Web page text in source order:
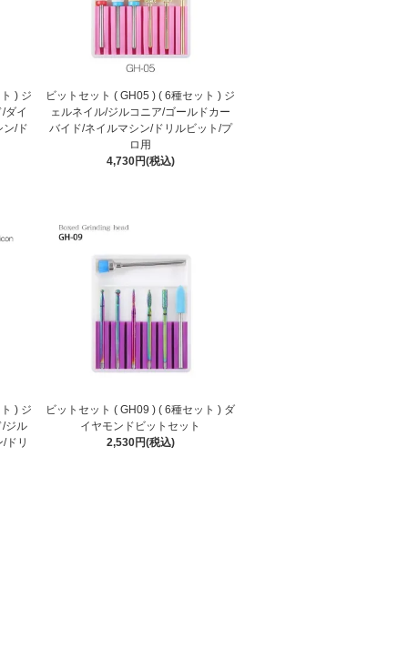
) ジ
ダイ
ン/ド
ビットセット ( GH05 ) ( 6種セット ) ジ
ェルネイル/ジルコニア/ゴールドカー
バイド/ネイルマシン/ドリルビット/プ
ロ用
4,730円(税込)
) ジ
/ジル
ドリ
ビットセット ( GH09 ) ( 6種セット ) ダ
イヤモンドビットセット
2,530円(税込)